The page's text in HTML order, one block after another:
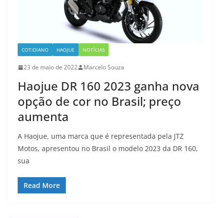
COTIDIANO HAOJUE NOTÍCIAS
23 de maio de 2022 Marcelo Souza
Haojue DR 160 2023 ganha nova
opção de cor no Brasil; preço
aumenta
A Haojue, uma marca que é representada pela JTZ
Motos, apresentou no Brasil o modelo 2023 da DR 160,
sua
Read More